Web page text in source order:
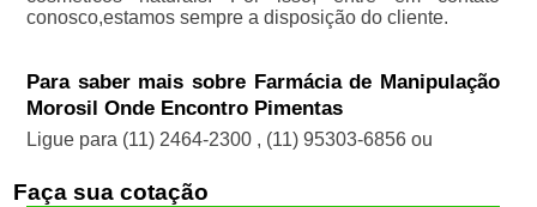
conosco,estamos sempre a disposição do cliente.
Para saber mais sobre Farmácia de Manipulação
Morosil Onde Encontro Pimentas
Ligue para (11) 2464-2300 , (11) 95303-6856 ou
Faça sua cotação